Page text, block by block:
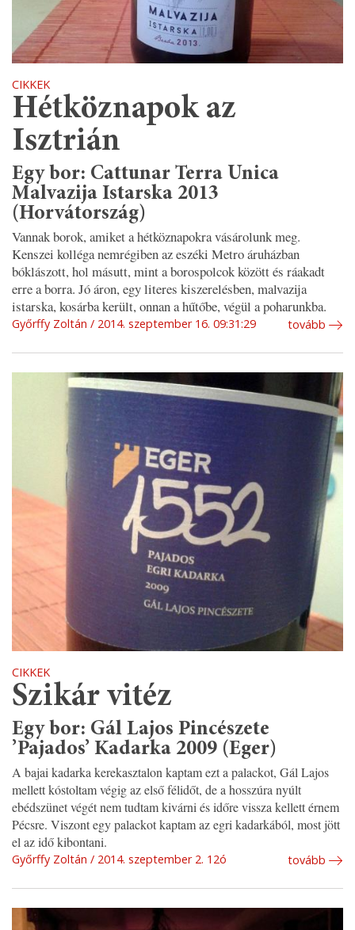
CIKKEK
Hétköznapok az
Isztrián
Egy bor: Cattunar Terra Unica
Malvazija Istarska 2013
(Horvátország)
Vannak borok, amiket a hétköznapokra vásárolunk meg.
Kenszei kolléga nemrégiben az eszéki Metro áruházban
bóklászott, hol másutt, mint a borospolcok között és ráakadt
erre a borra. Jó áron, egy literes kiszerelésben, malvazija
istarska, kosárba került, onnan a hűtőbe, végül a poharunkba.
Győrffy Zoltán 2014. szeptember 16. 09:31:29 tovább
CIKKEK
Szikár vitéz
Egy bor: Gál Lajos Pincészete
’Pajados’ Kadarka 2009 (Eger)
A bajai kadarka kerekasztalon kaptam ezt a palackot, Gál Lajos
mellett kóstoltam végig az első félidőt, de a hosszúra nyúlt
ebédszünet végét nem tudtam kivárni és időre vissza kellett érnem
Pécsre. Viszont egy palackot kaptam az egri kadarkából, most jött
el az idő kibontani.
Győrffy Zoltán 2014. szeptember 2. 12ó tovább